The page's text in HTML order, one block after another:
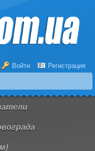
Войти Регистрация